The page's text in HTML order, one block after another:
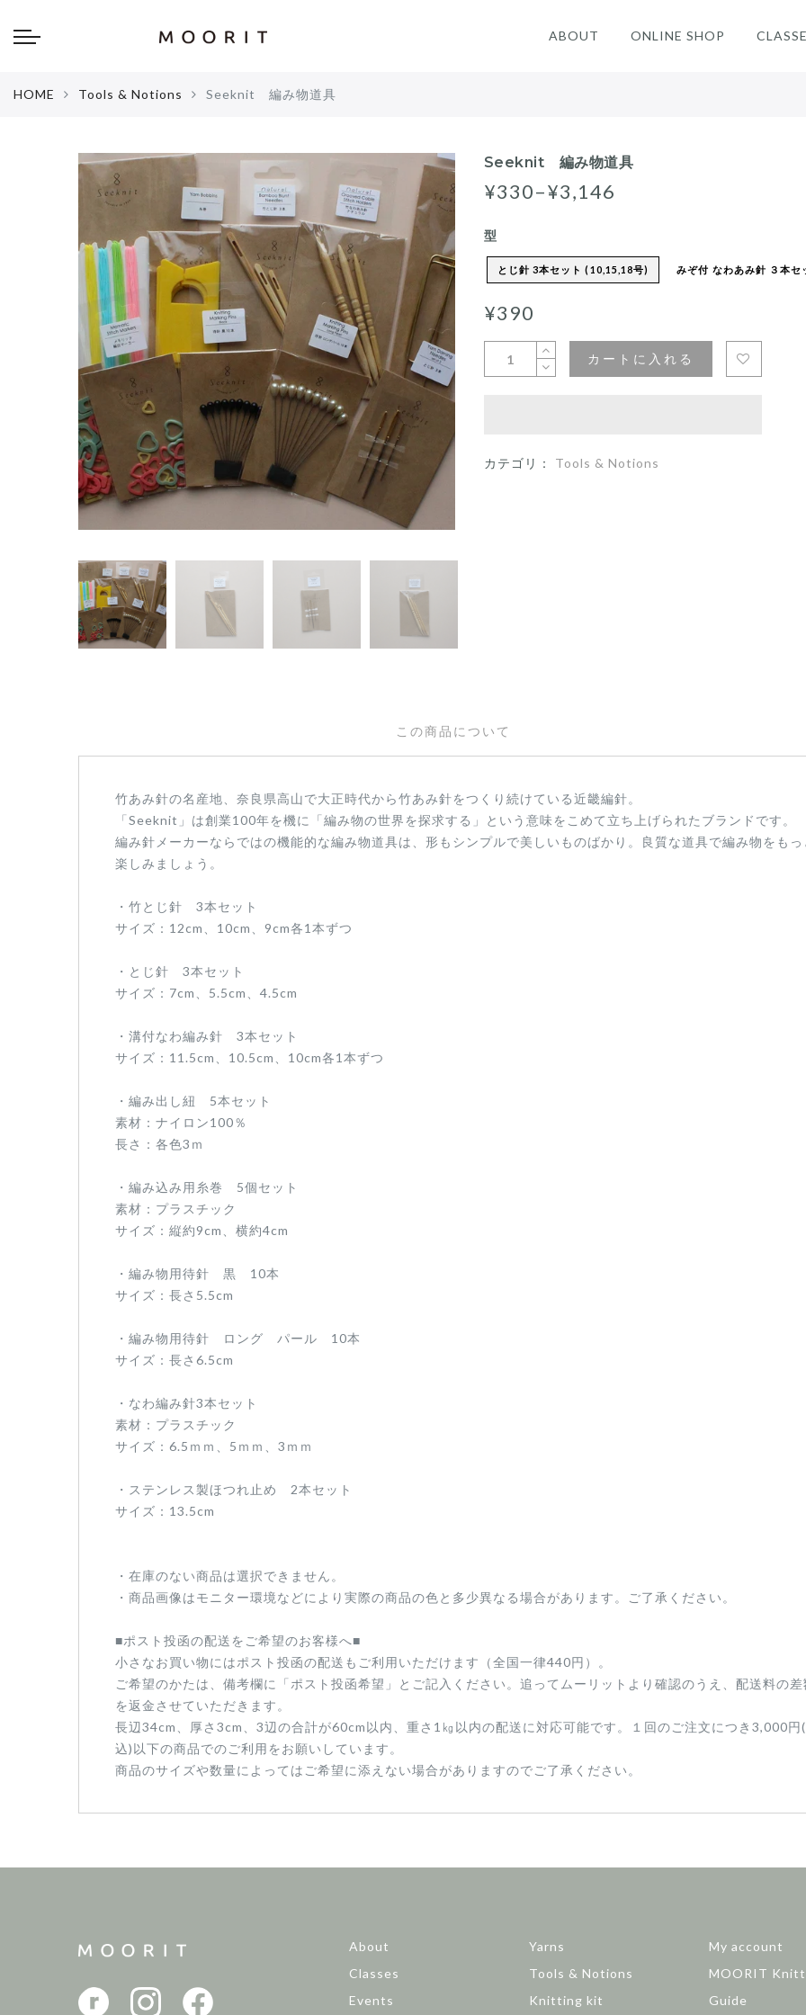
Diary
編み物はじめて教室：棒針編
Errata お詫びと訂正
Yarns
Patterns & Books
ABOUT ONLINE SHOP
HOME Tools & Notions Seeknit 編み物道具
Seeknit 編み物道具
¥330–¥3,146
型
とじ針 3本セット (10,15,18号) みぞ付 なわあみ針 ３本セ
¥390
カートに入れる
カテゴリ： Tools & Notions
この商品について
竹あみ針の名産地、奈良県高山で大正時代から竹あみ針をつくり続けている近畿編針。
「Seeknit」は創業100年を機に「編み物の世界を探求する」という意味をこめて立ち上げられたブランドです。
編み針メーカーならではの機能的な編み物道具は、形もシンプルで美しいものばかり。良質な道具で編み物をもっ
楽しみましょう。
・竹とじ針 3本セット
サイズ：12cm、10cm、9cm各1本ずつ
・とじ針 3本セット
サイズ：7cm、5.5cm、4.5cm
・溝付なわ編み針 3本セット
サイズ：11.5cm、10.5cm、10cm各1本ずつ
・編み出し紐 5本セット
素材：ナイロン100％
長さ：各色3ｍ
・編み込み用糸巻 5個セット
素材：プラスチック
サイズ：縦約9cm、横約4cm
・編み物用待針 黒 10本
サイズ：長さ5.5cm
・編み物用待針 ロング パール 10本
サイズ：長さ6.5cm
・なわ編み針3本セット
素材：プラスチック
サイズ：6.5ｍｍ、5ｍｍ、3ｍｍ
・ステンレス製ほつれ止め 2本セット
サイズ：13.5cm
・在庫のない商品は選択できません。
・商品画像はモニター環境などにより実際の商品の色と多少異なる場合があります。ご了承ください。
■ポスト投函の配送をご希望のお客様へ■
小さなお買い物にはポスト投函の配送もご利用いただけます（全国一律440円）。
ご希望のかたは、備考欄に「ポスト投函希望」とご記入ください。追ってムーリットより確認のうえ、配送料の差
を返金させていただきます。
長辺34cm、厚さ3cm、3辺の合計が60cm以内、重さ1㎏以内の配送に対応可能です。１回のご注文につき3,000円
込)以下の商品でのご利用をお願いしています。
商品のサイズや数量によってはご希望に添えない場合がありますのでご了承ください。
About
Classes
Events
Yarns
Tools & Notions
Knitting kit
My account
MOORIT
Guide